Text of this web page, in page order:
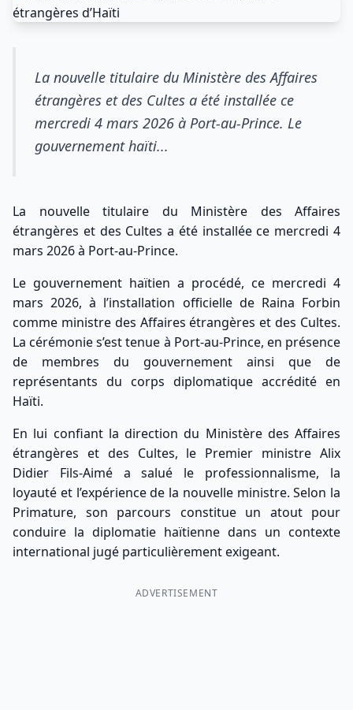
La nouvelle titulaire du Ministère des Affaires
étrangères et des Cultes a été installée ce
mercredi 4 mars 2026 à Port-au-Prince. Le
gouvernement haïti...
La nouvelle titulaire du Ministère des Affaires
étrangères et des Cultes a été installée ce mercredi 4
mars 2026 à Port-au-Prince.
Le gouvernement haïtien a procédé, ce mercredi 4
mars 2026, à l’installation officielle de Raina Forbin
comme ministre des Affaires étrangères et des Cultes.
La cérémonie s’est tenue à Port-au-Prince, en présence
de membres du gouvernement ainsi que de
représentants du corps diplomatique accrédité en
Haïti.
En lui confiant la direction du Ministère des Affaires
étrangères et des Cultes, le Premier ministre Alix
Didier Fils-Aimé a salué le professionnalisme, la
loyauté et l’expérience de la nouvelle ministre. Selon la
Primature, son parcours constitue un atout pour
conduire la diplomatie haïtienne dans un contexte
international jugé particulièrement exigeant.
ADVERTISEMENT